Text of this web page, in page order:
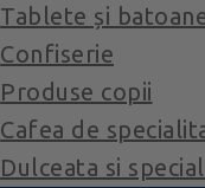
Tablete și
Confiserie
Produse copii
Cafea de
Dulceata si